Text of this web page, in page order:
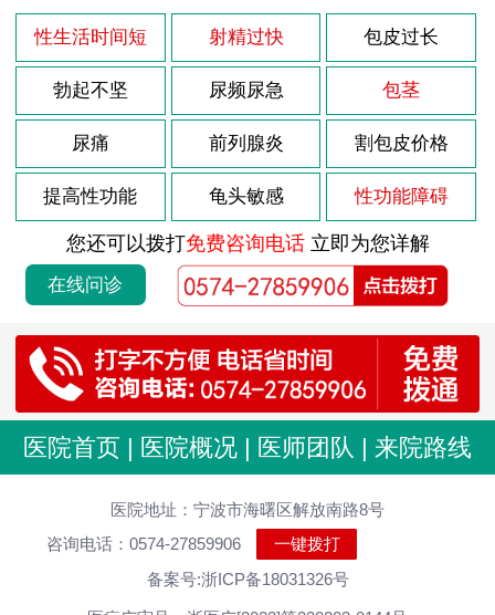
性生活时间短 射精过快 包皮过长
勃起不坚 尿频尿急 包茎
尿痛 前列腺炎 割包皮价格
提高性功能 龟头敏感 性功能障碍
您还可以拨打免费咨询电话立即为您详解
在线问诊
医院首页 | 医院概况 | 医师团队 | 来院路线
医院地址：宁波市海曙区解放南路8号
咨询电话：0574-27859906
一键拨打
备案号:浙ICP备18031326号